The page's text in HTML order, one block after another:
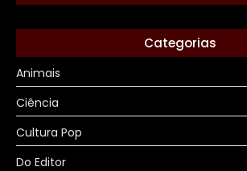
Categorias
Animais
Ciência
Cultura Pop
Do Editor